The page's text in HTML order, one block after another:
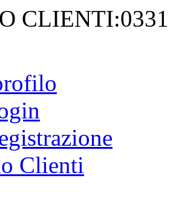
CLIENTI:0331
Clienti